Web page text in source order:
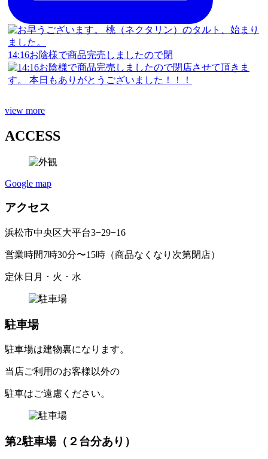
14:16お陰様で商品完売しましたので閉
view more
ACCESS
Google map
アクセス
浜松市中央区大平台3−29−16
営業時間7時30分〜15時（商品なくなり次第閉店）
定休日 月 ･ 火 ･ 水
駐車場
駐車場は建物裏になります。
当店ご利用のお客様以外の
駐車はご遠慮ください。
第2駐車場（ ２ 台分あ り ）